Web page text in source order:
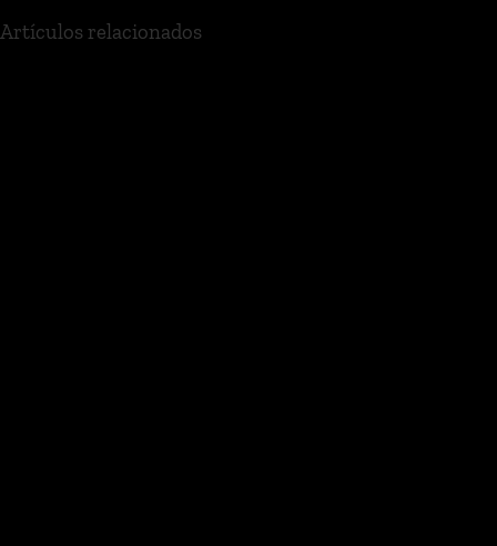
Artículos relacionados